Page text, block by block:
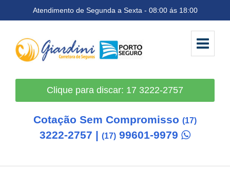
Atendimento de Segunda a Sexta - 08:00 ás 18:00
Clique para discar: 17 3222-2757
Cotação Sem Compromisso (17)
3222-2757 | (17) 99601-9979